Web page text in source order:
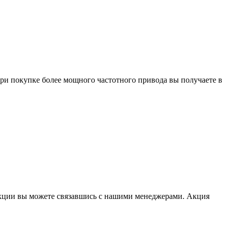
покупке более мощного частотного привода вы получаете в
вы можете связавшись с нашими менеджерами. Акция